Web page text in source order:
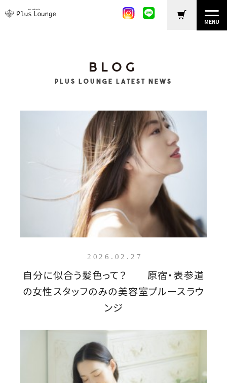
MENU
BLOG
Plus Lounge LATEST NEWS
2026.02.27
自分に似合う髪色って？ 原宿・表参道
の女性スタッフのみの美容室プルースラウ
ンジ